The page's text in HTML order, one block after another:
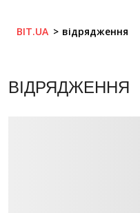
BIT.UA відрядження
ВІДРЯДЖЕННЯ